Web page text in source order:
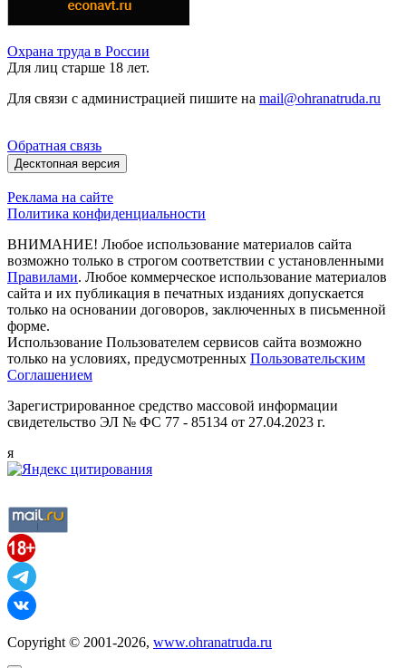
Охрана труда в России
Для лиц старше 18 лет.
Для связи с администрацией пишите на mail@ohranatruda.ru
Обратная связь
Десктопная версия
Реклама на сайте
Политика конфиденциальности
ВНИМАНИЕ! Любое использование материалов сайта
возможно только в строгом соответствии с установленными
Правилами. Любое коммерческое использование материалов
сайта и их публикация в печатных изданиях допускается
только на основании договоров, заключенных в письменной
форме.
Использование Пользователем сервисов сайта возможно
только на условиях, предусмотренных Пользовательским
Соглашением
Зарегистрированное средство массовой информации
свидетельство ЭЛ № ФС 77 - 85134 от 27.04.2023 г.
я
Copyright © 2001-2026, www.ohranatruda.ru